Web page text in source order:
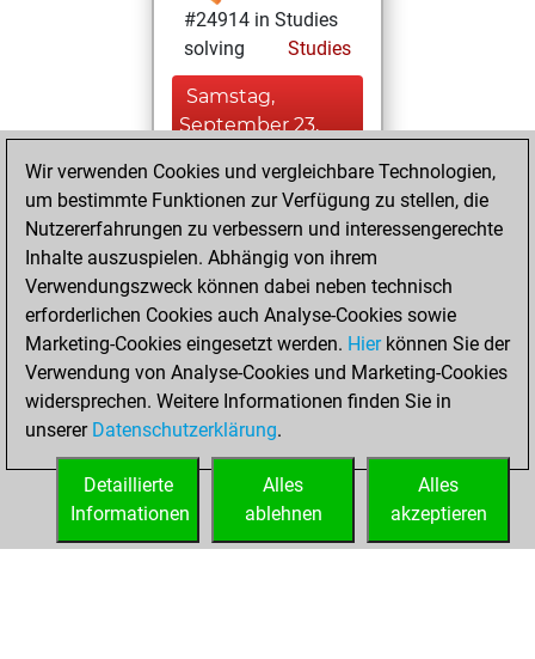
#24914 in Studies
solving
Studies
Samstag,
September 23,
You achieved a
BeautyScore of 13
Fritz
achieved a new Elo
of 1588
You created
your Fritz account
You created
your Studies account
Studies
Wir verwenden Cookies und vergleichbare Technologien,
um bestimmte Funktionen zur Verfügung zu stellen, die
Nutzererfahrungen zu verbessern und interessengerechte
Inhalte auszuspielen. Abhängig von ihrem
Verwendungszweck können dabei neben technisch
erforderlichen Cookies auch Analyse-Cookies sowie
Marketing-Cookies eingesetzt werden. Hierkönnen Sie der
Verwendung von Analyse-Cookies und Marketing-Cookies
widersprechen. Weitere Informationen finden Sie in
unserer Datenschutzerklärung.
Alles
akzeptieren
Alles
ablehnen
Detaillierte
Informationen